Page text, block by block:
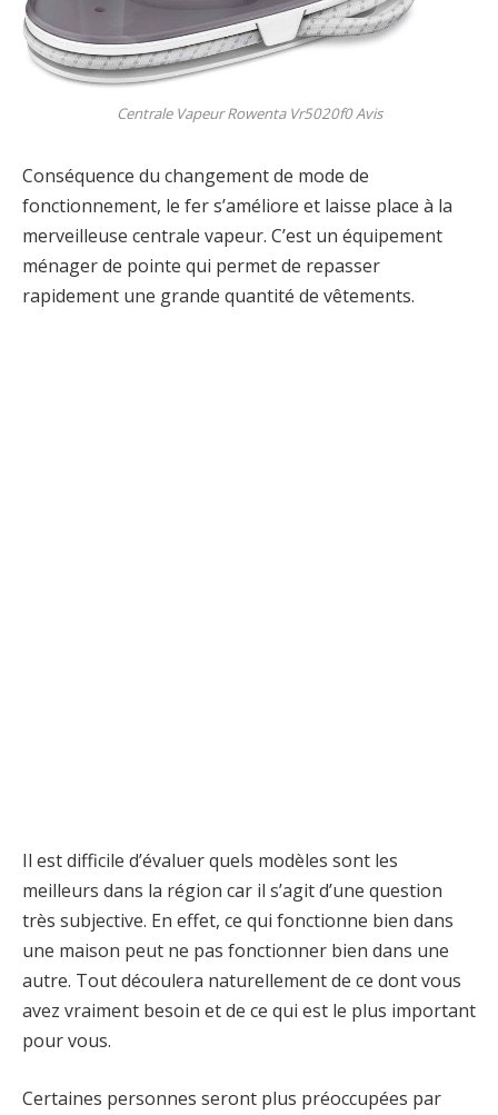
Centrale Vapeur Rowenta Vr5020f0 Avis
Conséquence du changement de mode de
fonctionnement, le fer s’améliore et laisse place à la
merveilleuse centrale vapeur. C’est un équipement
ménager de pointe qui permet de repasser
rapidement une grande quantité de vêtements.
Il est difficile d’évaluer quels modèles sont les
meilleurs dans la région car il s’agit d’une question
très subjective. En effet, ce qui fonctionne bien dans
une maison peut ne pas fonctionner bien dans une
autre. Tout découlera naturellement de ce dont vous
avez vraiment besoin et de ce qui est le plus important
pour vous.
Certaines personnes seront plus préoccupées par